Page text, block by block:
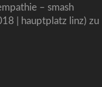
– smash
| hauptplatz linz) zu